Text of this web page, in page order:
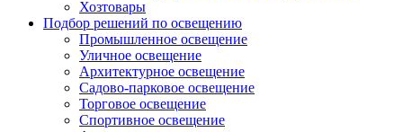
Хозтовары
Подбор решений по освещению
Промышленное освещение
Уличное освещение
Архитектурное освещение
Садово-парковое освещение
Торговое освещение
Спортивное освещение